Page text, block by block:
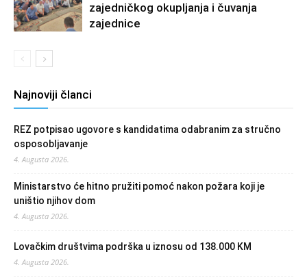
zajedničkog okupljanja i čuvanja
zajednice
Najnoviji članci
REZ potpisao ugovore s kandidatima odabranim za stručno
osposobljavanje
4. Augusta 2026.
Ministarstvo će hitno pružiti pomoć nakon požara koji je
uništio njihov dom
4. Augusta 2026.
Lovačkim društvima podrška u iznosu od 138.000 KM
4. Augusta 2026.